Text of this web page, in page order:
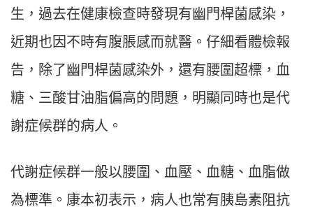
生，過去在健康檢查時發現有幽門桿菌感染，
近期也因不時有腹脹感而就醫。仔細看體檢報
告，除了幽門桿菌感染外，還有腰圍超標，血
糖、三酸甘油脂偏高的問題，明顯同時也是代
謝症候群的病人。
代謝症候群一般以腰圍、血壓、血糖、血脂做
為標準。康本初表示，病人也常有胰島素阻抗